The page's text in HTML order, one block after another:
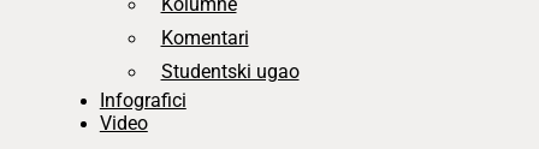
Kolumne
Komentari
Studentski ugao
Infografici
Video